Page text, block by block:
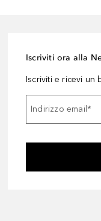
Iscriviti ora alla
Iscriviti e ricevi un
Indirizzo email*